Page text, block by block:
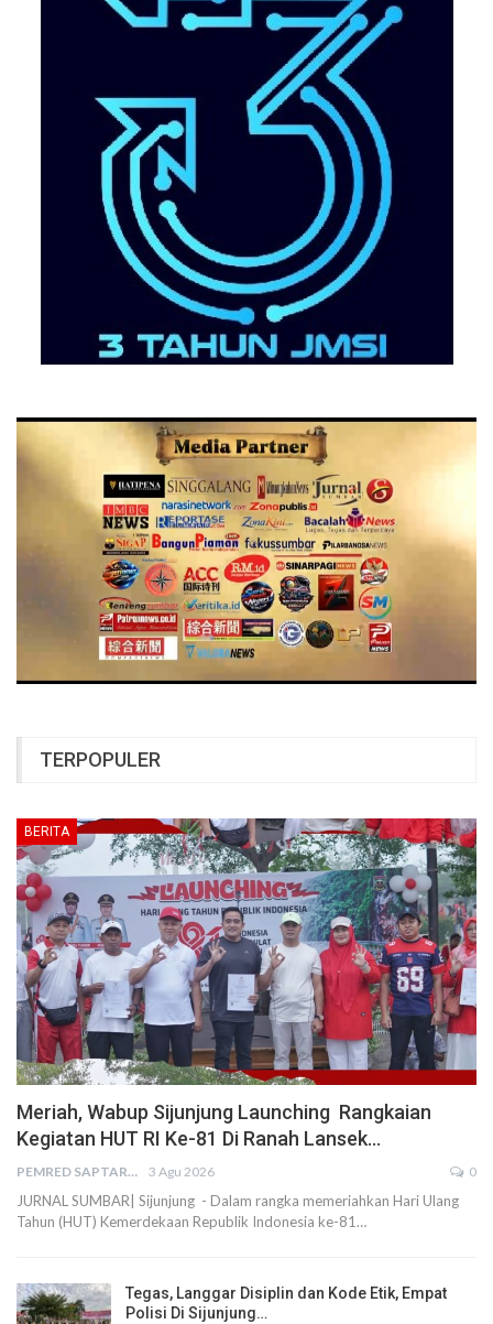
TERPOPULER
BERITA
Meriah, Wabup Sijunjung Launching Rangkaian
Kegiatan HUT RI Ke-81 Di Ranah Lansek…
PEMRED SAPTARIUS 3 Agu 2026 0
JURNAL SUMBAR| Sijunjung - Dalam rangka memeriahkan Hari Ulang
Tahun (HUT) Kemerdekaan Republik Indonesia ke-81…
Tegas, Langgar Disiplin dan Kode Etik, Empat
Polisi Di Sijunjung…